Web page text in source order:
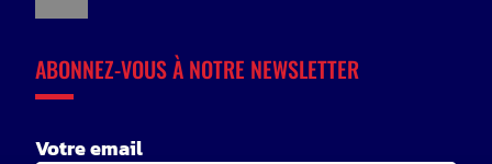
ABONNEZ-VOUS À NOTRE NEWSLETTER
Votre email